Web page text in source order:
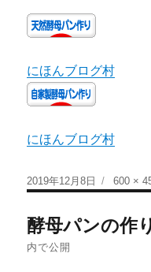
にほんブログ村
にほんブログ村
2019年12月8日 600 ×
酵母パンの
内で公開